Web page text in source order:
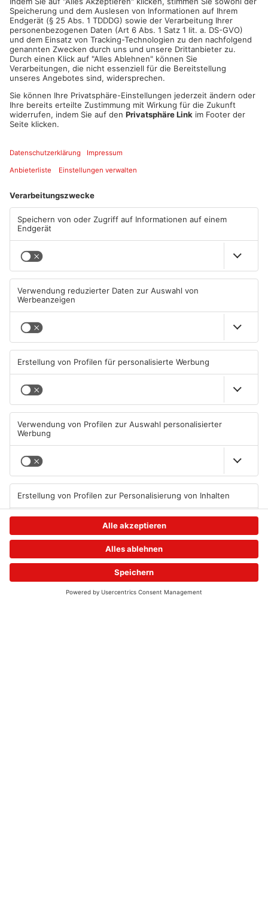
ASCHAFFENBURG/ALZENAU/GOLDBACH.Am Samstag
gegen 15.30 Uhr hielt sich eine Streifenbesatzung in anderer
Sache von einer Drogeriefiliale in der Maximilianstraße auf, als
eine Mitarbeiterin des Geschäfts einen Mann verfolgte. Dieser
konnte durch die Polizisten festgehalten werden. Wie sich
herausstellte hatte der 24-jährige Mann zuvor Parfümflakons
im Wert von 250 Euro eingesteckt und ohne bezahlen das
Geschäft verlassen. In seinem Pkw konnten noch weitere
gestohlene Artikel im Gesamtwert von 700 Euro aufgefunden
werden, die er zuvor aus Geschäften in Hessen und Alzenau
entwendet hatte. Auch ein Ladendiebstahl vom Freitag in
Goldbach konnte dem Täter zugeordnet werden.
Artikel teilen